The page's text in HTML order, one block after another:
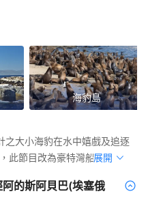
海豹島
之大小海豹在水中嬉戲及追逐
此節目改為豪特灣船河)。
展開
的斯阿貝巴(埃塞俄